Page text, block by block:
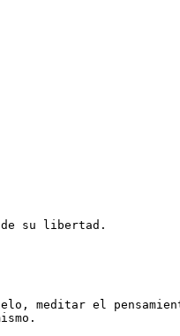
de su libertad.
meditar el